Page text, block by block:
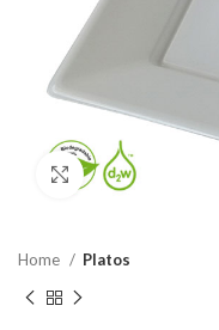
Click to enlarge
Home Platos